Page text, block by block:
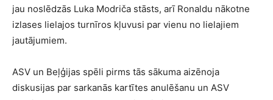
jau noslēdzās Luka Modriča stāsts, arī Ronaldu nākotne
izlases lielajos turnīros kļuvusi par vienu no lielajiem
jautājumiem.
ASV un Beļģijas spēli pirms tās sākuma aizēnoja
diskusijas par sarkanās kartītes anulēšanu un ASV